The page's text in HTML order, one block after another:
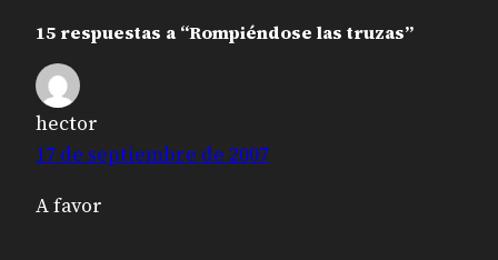
15 respuestas a “Rompiéndose las truzas”
hector
17 de septiembre de 2007
A favor